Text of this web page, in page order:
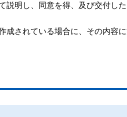
説明し、同意を得、及び交付し
成されている場合に、その内容